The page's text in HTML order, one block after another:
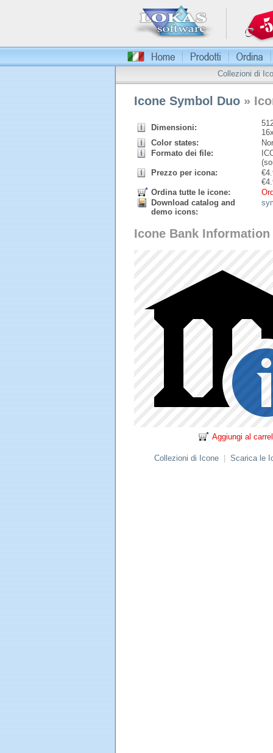
Collezioni di
Icone Symbol Duo »
Dimensioni:
Color states:
Formato dei file:
Prezzo per icona:
€
€
Ordina tutte le icone:
Download catalog and
demo icons:
Icone Bank Information
Aggiungi al
Collezioni di Icone Scarica le